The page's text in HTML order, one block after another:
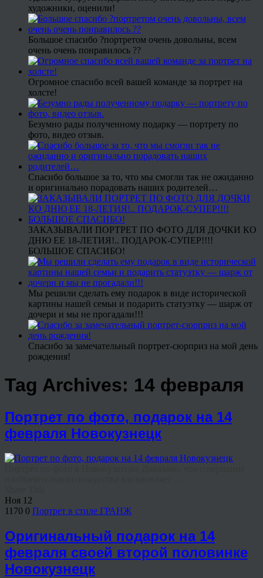
художники, оценили!
Большое спасибо ?портретом очень довольны, всем
очень очень понравилось ??
Огромное спасибо всей вашей команде за портрет на
холсте!
Безумно рады полученному подарку — портрету по
фото, видео отзыв.
Спасибо большое за то, что мы смогли так не ожиданно
и оригинально порадовать наших родителей…
ЗАКАЗЫВАЛИ ПОРТРЕТ ПО ФОТО ДЛЯ ДОЧКИ КО
ДНЮ ЕЕ 18-ЛЕТИЯ!.. ПОДАРОК-СУПЕР!!!!
БОЛЬШОЕ СПАСИБО!
Мы решили сделать ему подарок в виде исторической
картины нашей семьи и подарить статуэтку — шарж от
дочери и мы не прогадали!!!
Спасибо за замечательный портрет-сюрприз на мой день
рождения!
Tag Archives: 14 февраля
Портрет по фото, подарок на 14
февраля Новокузнецк
Ноя 12
1170 0 Портрет в стиле ГРАНЖ
Оригинальный подарок на 14
февраля своей второй половинке
Новокузнецк